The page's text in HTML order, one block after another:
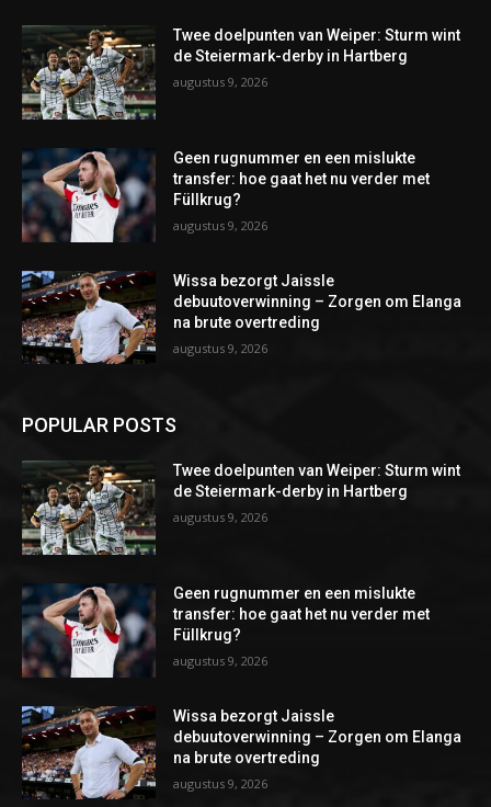
Twee doelpunten van Weiper: Sturm wint
de Steiermark-derby in Hartberg
augustus 9, 2026
Geen rugnummer en een mislukte
transfer: hoe gaat het nu verder met
Füllkrug?
augustus 9, 2026
Wissa bezorgt Jaissle
debuutoverwinning – Zorgen om Elanga
na brute overtreding
augustus 9, 2026
POPULAR POSTS
Twee doelpunten van Weiper: Sturm wint
de Steiermark-derby in Hartberg
augustus 9, 2026
Geen rugnummer en een mislukte
transfer: hoe gaat het nu verder met
Füllkrug?
augustus 9, 2026
Wissa bezorgt Jaissle
debuutoverwinning – Zorgen om Elanga
na brute overtreding
augustus 9, 2026